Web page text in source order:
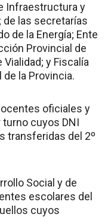
Infraestructura y
de las secretarías
de la Energía; Ente
Provincial de
y Fiscalía
de la Provincia.
oficiales y
cuyos DNI
transferidas del 2º
Social y de
escolares del
cuyos